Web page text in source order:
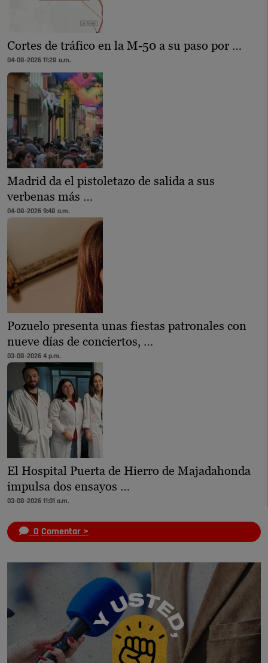
Cortes de tráfico en la M-50 a su paso por …
04-08-2026 11:28 a.m.
Madrid da el pistoletazo de salida a sus
verbenas más …
04-08-2026 9:48 a.m.
Pozuelo presenta unas fiestas patronales con
nueve días de conciertos, …
03-08-2026 4 p.m.
El Hospital Puerta de Hierro de Majadahonda
impulsa dos ensayos …
03-08-2026 11:01 a.m.
0 Comentar >